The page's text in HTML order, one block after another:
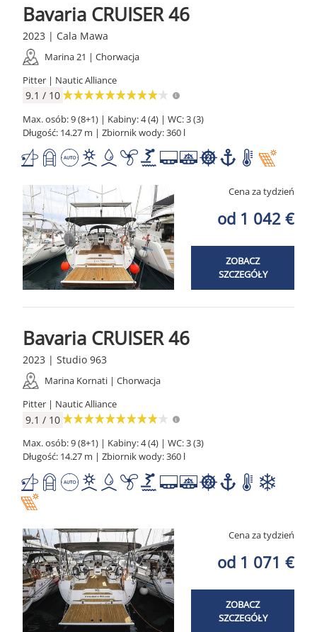
Bavaria CRUISER 46
2023 | Cala Mawa
Marina 21 | Chorwacja
Pitter | Nautic Alliance
9.1 / 10
Max. osób: 9 (8+1) | Kabiny: 4 (4) | WC: 3 (3)
Długość: 14.27 m | Zbiornik wody: 360 l
Cena za tydzień
od 1 042 €
ZOBACZ
SZCZEGÓŁY
Bavaria CRUISER 46
2023 | Studio 963
Marina Kornati | Chorwacja
Pitter | Nautic Alliance
9.1 / 10
Max. osób: 9 (8+1) | Kabiny: 4 (4) | WC: 3 (3)
Długość: 14.27 m | Zbiornik wody: 360 l
Cena za tydzień
od 1 071 €
ZOBACZ
SZCZEGÓŁY